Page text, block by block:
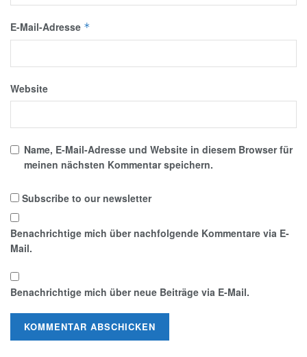
E-Mail-Adresse *
Website
Name, E-Mail-Adresse und Website in diesem Browser für
meinen nächsten Kommentar speichern.
Subscribe to our newsletter
Benachrichtige mich über nachfolgende Kommentare via E-
Mail.
Benachrichtige mich über neue Beiträge via E-Mail.